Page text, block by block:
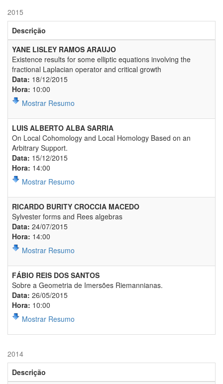
2015
Descrição
YANE LISLEY RAMOS ARAUJO
Existence results for some elliptic equations involving the
fractional Laplacian operator and critical growth
Data: 18/12/2015
Hora: 10:00
Mostrar Resumo
LUIS ALBERTO ALBA SARRIA
On Local Cohomology and Local Homology Based on an
Arbitrary Support.
Data: 15/12/2015
Hora: 14:00
Mostrar Resumo
RICARDO BURITY CROCCIA MACEDO
Sylvester forms and Rees algebras
Data: 24/07/2015
Hora: 14:00
Mostrar Resumo
FÁBIO REIS DOS SANTOS
Sobre a Geometria de Imersões Riemannianas.
Data: 26/05/2015
Hora: 10:00
Mostrar Resumo
2014
Descrição